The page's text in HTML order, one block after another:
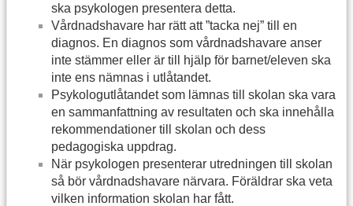
ska psykologen presentera detta.
Vårdnadshavare har rätt att ”tacka nej” till en
diagnos. En diagnos som vårdnadshavare anser
inte stämmer eller är till hjälp för barnet/eleven ska
inte ens nämnas i utlåtandet.
Psykologutlåtandet som lämnas till skolan ska vara
en sammanfattning av resultaten och ska innehålla
rekommendationer till skolan och dess
pedagogiska uppdrag.
När psykologen presenterar utredningen till skolan
så bör vårdnadshavare närvara. Föräldrar ska veta
vilken information skolan har fått.